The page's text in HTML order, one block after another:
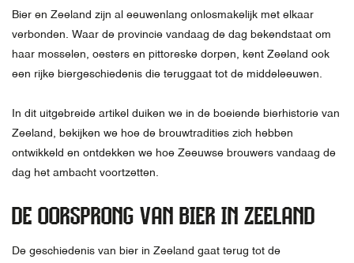
Bier en Zeeland zijn al eeuwenlang onlosmakelijk met elkaar
verbonden. Waar de provincie vandaag de dag bekendstaat om
haar mosselen, oesters en pittoreske dorpen, kent Zeeland ook
een rijke biergeschiedenis die teruggaat tot de middeleeuwen.
In dit uitgebreide artikel duiken we in de boeiende bierhistorie van
Zeeland, bekijken we hoe de brouwtradities zich hebben
ontwikkeld en ontdekken we hoe Zeeuwse brouwers vandaag de
dag het ambacht voortzetten.
DE OORSPRONG VAN BIER IN ZEELAND
De geschiedenis van bier in Zeeland gaat terug tot de